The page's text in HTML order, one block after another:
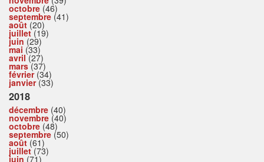
octobre (46)
septembre (41)
août (20)
juillet(19)
juin (29)
mai (33)
avril(27)
mars(37)
février(34)
janvier(33)
2018
décembre (40)
novembre (40)
octobre (48)
septembre (50)
août (61)
juillet(73)
juin (71)